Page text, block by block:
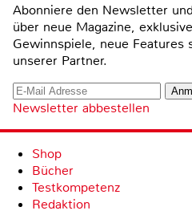
Abonniere den Newsletter
über neue Magazine,
Gewinnspiele, neue
unserer Partner.
Newsletter abbestellen
Shop
Bücher
Testkompetenz
Redaktion